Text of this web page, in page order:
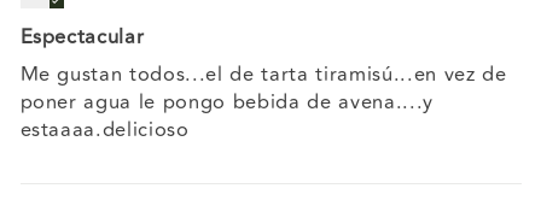
Espectacular
Me gustan todos...el de tarta tiramisú...en vez de
poner agua le pongo bebida de avena....y
estaaaa.delicioso